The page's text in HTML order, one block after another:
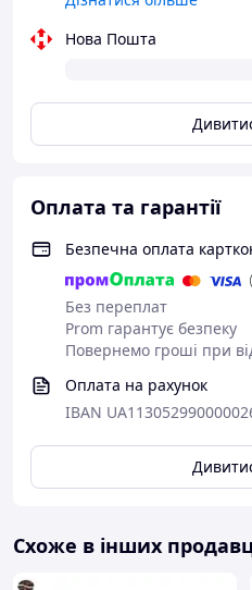
у ньому чаю, і цим подарує
Нова Пошта
Оплата та гарантії
Безпечна оплата
Без переплат
Prom гарантує безпеку
Повернемо гроші при
Оплата на рахунок
IBAN
Схоже в інших